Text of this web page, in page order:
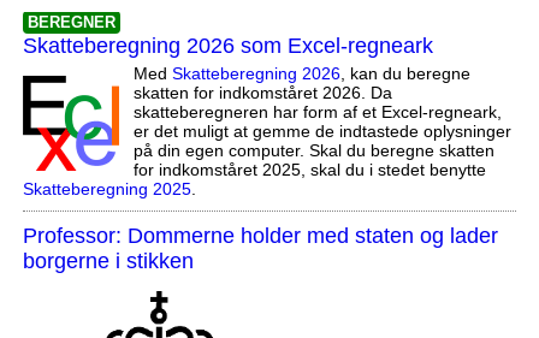
BEREGNER
Skatteberegning 2026 som Excel-regneark
Med Skatteberegning 2026, kan du beregne
skatten for indkomståret 2026. Da
skatteberegneren har form af et Excel-regneark,
er det muligt at gemme de indtastede oplysninger
på din egen computer. Skal du beregne skatten
for indkomståret 2025, skal du i stedet benytte
Skatteberegning 2025.
Professor: Dommerne holder med staten og lader
borgerne i stikken